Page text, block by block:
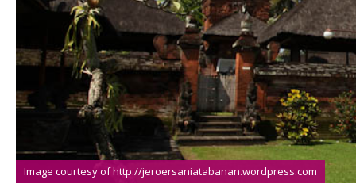
Image courtesy of http://jeroersaniatabanan.wordpress.com